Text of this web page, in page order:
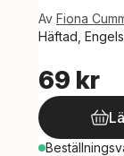
Av Fiona
Häftad,
69 kr